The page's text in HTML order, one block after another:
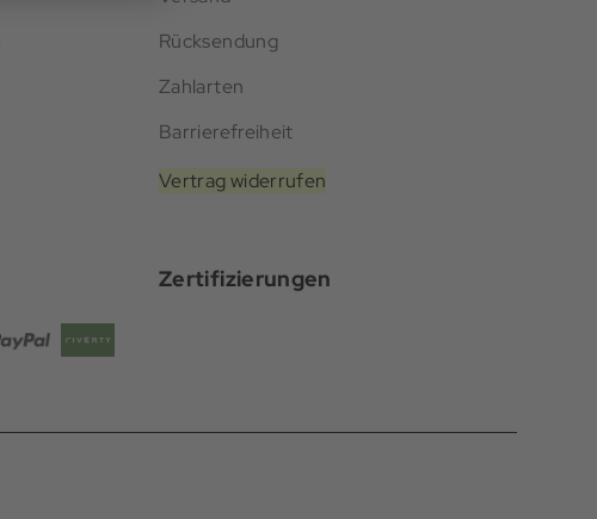
Rücksendung
Zahlarten
Barrierefreiheit
Vertrag widerrufen
Zertifizierungen